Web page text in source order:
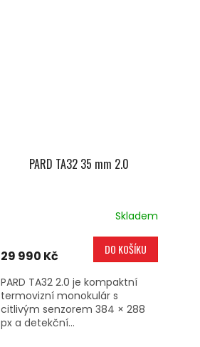
PARD TA32 35 mm 2.0
Skladem
29 990 Kč DO KOŠÍKU
PARD TA32 2.0 je kompaktní
termovizní monokulár s
citlivým senzorem 384 × 288
px a detekční...